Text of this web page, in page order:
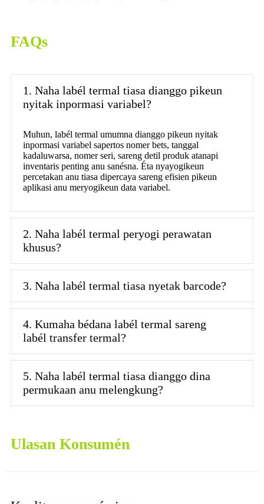
FAQs
1. Naha labél termal tiasa dianggo pikeun
nyitak inpormasi variabel?
Muhun, labél termal umumna dianggo pikeun nyitak
inpormasi variabel sapertos nomer bets, tanggal
kadaluwarsa, nomer seri, sareng detil produk atanapi
inventaris penting anu sanésna. Éta nyayogikeun
percetakan anu tiasa dipercaya sareng efisien pikeun
aplikasi anu meryogikeun data variabel.
2. Naha labél termal peryogi perawatan
khusus?
3. Naha labél termal tiasa nyetak barcode?
4. Kumaha bédana labél termal sareng
labél transfer termal?
5. Naha labél termal tiasa dianggo dina
permukaan anu melengkung?
Ulasan Konsumén